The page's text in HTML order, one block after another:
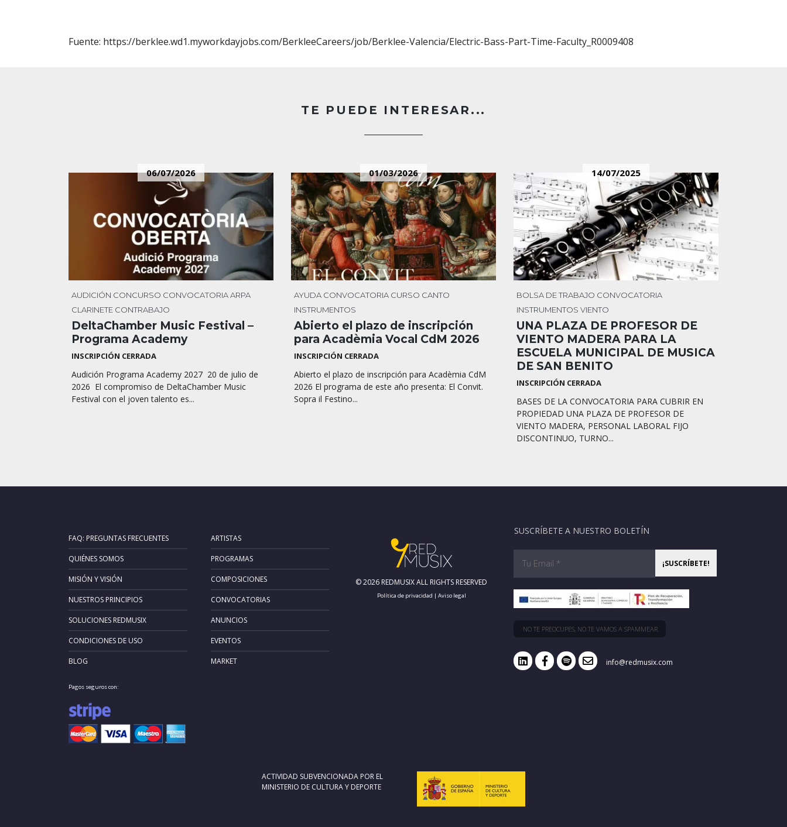
Fuente: https://berklee.wd1.myworkdayjobs.com/BerkleeCareers/job/Berklee-Valencia/Electric-Bass-Part-Time-Faculty_R0009408
TE PUEDE INTERESAR...
06/07/2026
AUDICIÓN CONCURSO CONVOCATORIAARPA
CLARINETE CONTRABAJO
DeltaChamber Music Festival –
Programa Academy
INSCRIPCIÓN CERRADA
Audición Programa Academy 2027 20 de julio de
2026 El compromiso de DeltaChamber Music
Festival con el joven talento es...
01/03/2026
AYUDA CONVOCATORIA CURSO CANTO
INSTRUMENTOS
Abierto el plazo de inscripción
para Acadèmia Vocal CdM 2026
INSCRIPCIÓN CERRADA
Abierto el plazo de inscripción para Acadèmia CdM
2026 El programa de este año presenta: El Convit.
Sopra il Festino...
14/07/2025
BOLSA DE TRABAJO CONVOCATORIA
INSTRUMENTOS VIENTO
UNA PLAZA DE PROFESOR DE
VIENTO MADERA PARA LA
ESCUELA MUNICIPAL DE MUSICA
DE SAN BENITO
INSCRIPCIÓN CERRADA
BASES DE LA CONVOCATORIA PARA CUBRIR EN
PROPIEDAD UNA PLAZA DE PROFESOR DE
VIENTO MADERA, PERSONAL LABORAL FIJO
DISCONTINUO, TURNO...
FAQ: PREGUNTAS FRECUENTES
QUIÉNES SOMOS
MISIÓN Y VISIÓN
NUESTROS PRINCIPIOS
SOLUCIONES REDMUSIX
CONDICIONES DE USO
BLOG
ARTISTAS
PROGRAMAS
COMPOSICIONES
CONVOCATORIAS
ANUNCIOS
EVENTOS
MARKET
Pagos seguros con:
© 2026 REDMUSIX ALL RIGHTS RESERVED
Política de privacidad | Aviso legal
SUSCRÍBETE A NUESTRO BOLETÍN
NO TE PREOCUPES, NO TE VAMOS A SPAMMEAR.
info@redmusix.com
ACTIVIDAD SUBVENCIONADA POR EL
MINISTERIO DE CULTURA Y DEPORTE